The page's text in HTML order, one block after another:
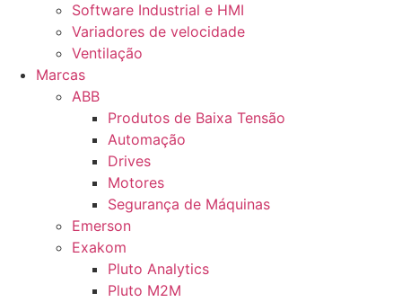
Software Industrial e HMI
Variadores de velocidade
Ventilação
Marcas
ABB
Produtos de Baixa Tensão
Automação
Drives
Motores
Segurança de Máquinas
Emerson
Exakom
Pluto Analytics
Pluto M2M